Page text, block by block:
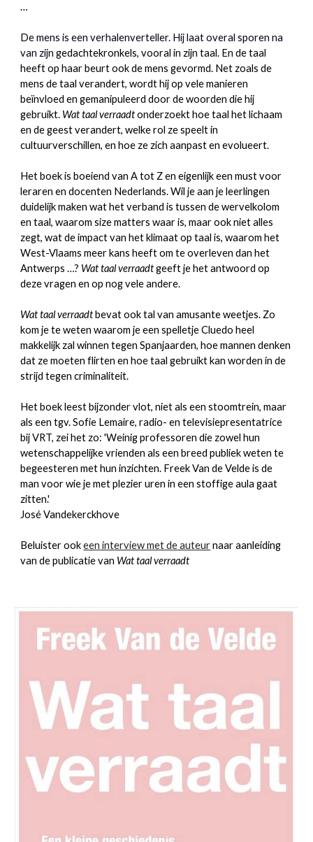
…
De mens is een verhalenverteller. Hij laat overal sporen na
van zijn gedachtekronkels, vooral in zijn taal. En de taal
heeft op haar beurt ook de mens gevormd. Net zoals de
mens de taal verandert, wordt hij op vele manieren
beïnvloed en gemanipuleerd door de woorden die hij
gebruikt. Wat taal verraadtonderzoekt hoe taal het lichaam
en de geest verandert, welke rol ze speelt in
cultuurverschillen, en hoe ze zich aanpast en evolueert.
Het boek is boeiend van A tot Z en eigenlijk een must voor
leraren en docenten Nederlands. Wil je aan je leerlingen
duidelijk maken wat het verband is tussen de wervelkolom
en taal, waarom size matters waar is, maar ook niet alles
zegt, wat de impact van het klimaat op taal is, waarom het
West-Vlaams meer kans heeft om te overleven dan het
Antwerps …? Wat taal verraadtgeeft je het antwoord op
deze vragen en op nog vele andere.
Wat taal verraadtbevat ook tal van amusante weetjes. Zo
kom je te weten waarom je een spelletje Cluedo heel
makkelijk zal winnen tegen Spanjaarden, hoe mannen denken
dat ze moeten flirten en hoe taal gebruikt kan worden in de
strijd tegen criminaliteit.
Het boek leest bijzonder vlot, niet als een stoomtrein, maar
als een tgv. Sofie Lemaire, radio- en televisiepresentatrice
bij VRT, zei het zo: 'Weinig professoren die zowel hun
wetenschappelijke vrienden als een breed publiek weten te
begeesteren met hun inzichten. Freek Van de Velde is de
man voor wie je met plezier uren in een stoffige aula gaat
zitten.'
José Vandekerckhove
Beluister ookeen interview met de auteurnaar aanleiding
van de publicatie van Wat taal verraadt